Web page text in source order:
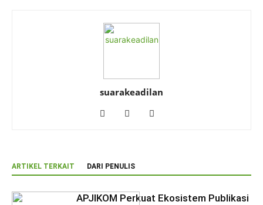
suarakeadilan
ARTIKEL TERKAIT DARI PENULIS
APJIKOM Perkuat Ekosistem Publikasi